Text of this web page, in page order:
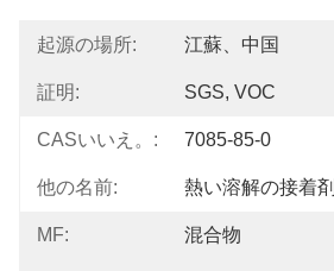
起源の場所: 江蘇、中国
証明: SGS, VOC
CASいいえ。: 7085-85-0
他の名前: 熱い溶解の接着剤
MF: 混合物